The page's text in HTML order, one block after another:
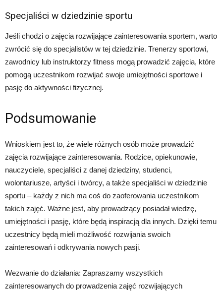
Specjaliści w dziedzinie sportu
Jeśli chodzi o zajęcia rozwijające zainteresowania sportem, warto
zwrócić się do specjalistów w tej dziedzinie. Trenerzy sportowi,
zawodnicy lub instruktorzy fitness mogą prowadzić zajęcia, które
pomogą uczestnikom rozwijać swoje umiejętności sportowe i
pasję do aktywności fizycznej.
Podsumowanie
Wnioskiem jest to, że wiele różnych osób może prowadzić
zajęcia rozwijające zainteresowania. Rodzice, opiekunowie,
nauczyciele, specjaliści z danej dziedziny, studenci,
wolontariusze, artyści i twórcy, a także specjaliści w dziedzinie
sportu – każdy z nich ma coś do zaoferowania uczestnikom
takich zajęć. Ważne jest, aby prowadzący posiadał wiedzę,
umiejętności i pasję, które będą inspiracją dla innych. Dzięki temu
uczestnicy będą mieli możliwość rozwijania swoich
zainteresowań i odkrywania nowych pasji.
Wezwanie do działania: Zapraszamy wszystkich
zainteresowanych do prowadzenia zajęć rozwijających